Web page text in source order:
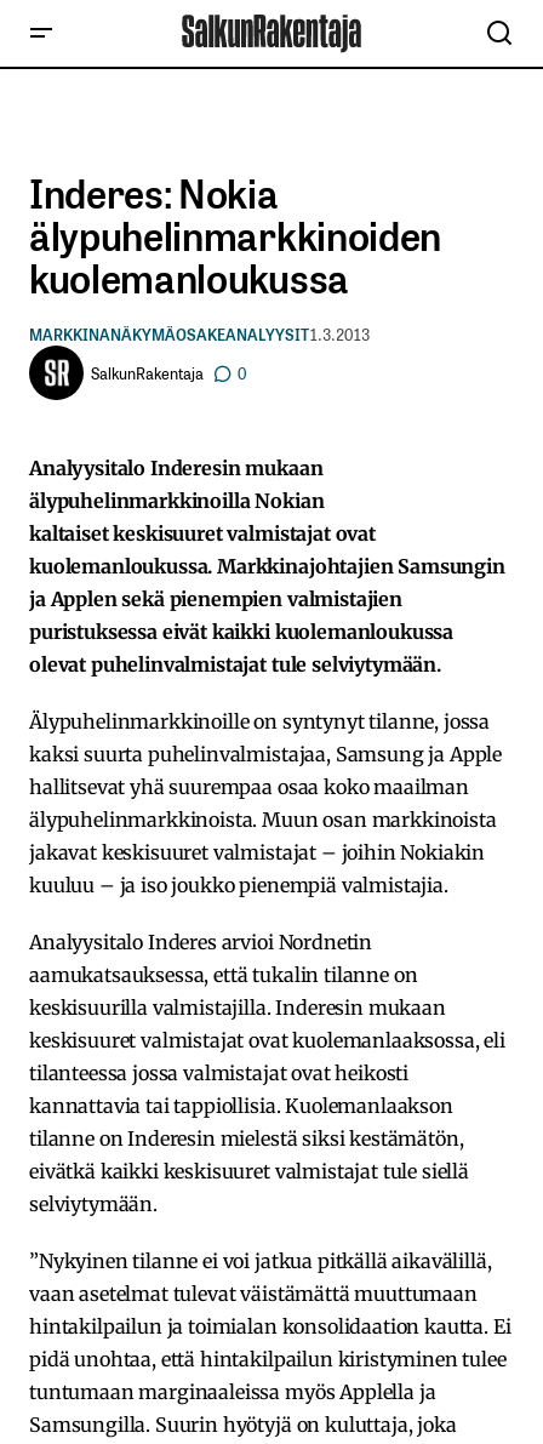
Inderes: Nokia
älypuhelinmarkkinoiden
kuolemanloukussa
MARKKINANÄKYMÄOSAKEANALYYSIT1.3.2013
SalkunRakentaja
0
Analyysitalo Inderesin mukaan
älypuhelinmarkkinoilla Nokian
kaltaiset keskisuuret valmistajat ovat
kuolemanloukussa. Markkinajohtajien Samsungin
ja Applen sekä pienempien valmistajien
puristuksessa eivät kaikki kuolemanloukussa
olevat puhelinvalmistajat tule selviytymään.
Älypuhelinmarkkinoille on syntynyt tilanne, jossa
kaksi suurta puhelinvalmistajaa, Samsung ja Apple
hallitsevat yhä suurempaa osaa koko maailman
älypuhelinmarkkinoista. Muun osan markkinoista
jakavat keskisuuret valmistajat – joihin Nokiakin
kuuluu – ja iso joukko pienempiä valmistajia.
Analyysitalo Inderes arvioi Nordnetin
aamukatsauksessa, että tukalin tilanne on
keskisuurilla valmistajilla. Inderesin mukaan
keskisuuret valmistajat ovat kuolemanlaaksossa, eli
tilanteessa jossa valmistajat ovat heikosti
kannattavia tai tappiollisia. Kuolemanlaakson
tilanne on Inderesin mielestä siksi kestämätön,
eivätkä kaikki keskisuuret valmistajat tule siellä
selviytymään.
”Nykyinen tilanne ei voi jatkua pitkällä aikavälillä,
vaan asetelmat tulevat väistämättä muuttumaan
hintakilpailun ja toimialan konsolidaation kautta. Ei
pidä unohtaa, että hintakilpailun kiristyminen tulee
tuntumaan marginaaleissa myös Applella ja
Samsungilla. Suurin hyötyjä on kuluttaja, joka